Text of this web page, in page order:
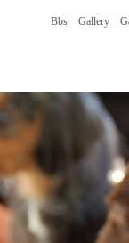
Bbs Gallery